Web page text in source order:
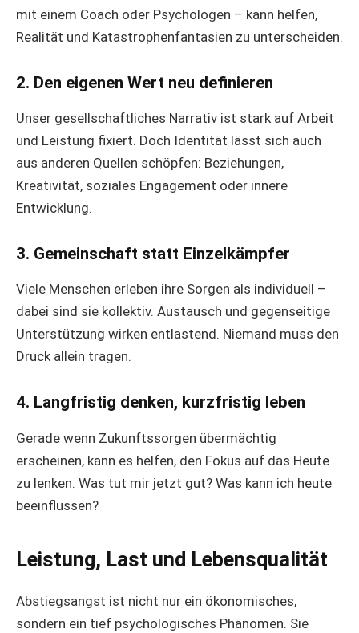
mit einem Coach oder Psychologen – kann helfen,
Realität und Katastrophenfantasien zu unterscheiden.
2. Den eigenen Wert neu definieren
Unser gesellschaftliches Narrativ ist stark auf Arbeit
und Leistung fixiert. Doch Identität lässt sich auch
aus anderen Quellen schöpfen: Beziehungen,
Kreativität, soziales Engagement oder innere
Entwicklung.
3. Gemeinschaft statt Einzelkämpfer
Viele Menschen erleben ihre Sorgen als individuell –
dabei sind sie kollektiv. Austausch und gegenseitige
Unterstützung wirken entlastend. Niemand muss den
Druck allein tragen.
4. Langfristig denken, kurzfristig leben
Gerade wenn Zukunftssorgen übermächtig
erscheinen, kann es helfen, den Fokus auf das Heute
zu lenken. Was tut mir jetzt gut? Was kann ich heute
beeinflussen?
Leistung, Last und Lebensqualität
Abstiegsangst ist nicht nur ein ökonomisches,
sondern ein tief psychologisches Phänomen. Sie